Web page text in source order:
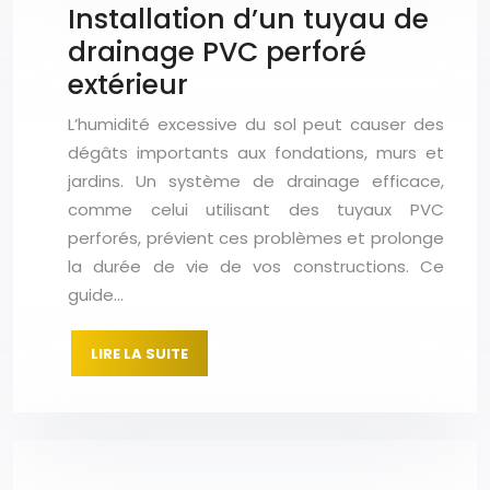
Installation d’un tuyau de
drainage PVC perforé
extérieur
L’humidité excessive du sol peut causer des
dégâts importants aux fondations, murs et
jardins. Un système de drainage efficace,
comme celui utilisant des tuyaux PVC
perforés, prévient ces problèmes et prolonge
la durée de vie de vos constructions. Ce
guide…
LIRE LA SUITE